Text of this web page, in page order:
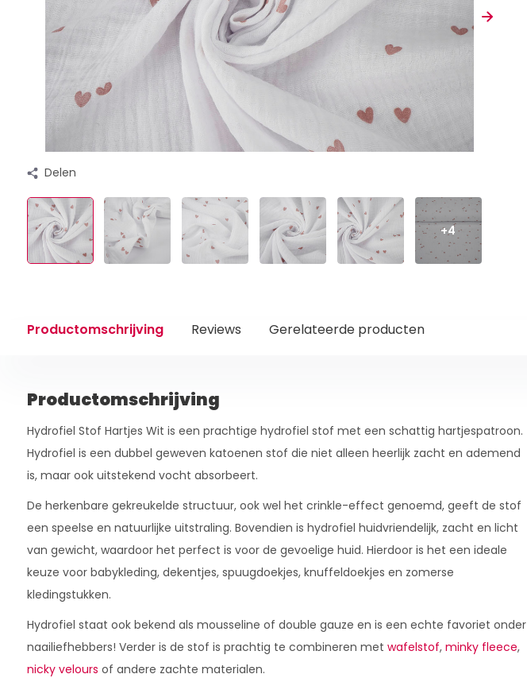
Delen
+4
Productomschrijving Reviews Gerelateerde producten
Productomschrijving
Hydrofiel Stof Hartjes Wit is een prachtige hydrofiel stof met een schattig hartjespatroon.
Hydrofiel is een dubbel geweven katoenen stof die niet alleen heerlijk zacht en ademend
is, maar ook uitstekend vocht absorbeert.
De herkenbare gekreukelde structuur, ook wel het crinkle-effect genoemd, geeft de stof
een speelse en natuurlijke uitstraling. Bovendien is hydrofiel huidvriendelijk, zacht en licht
van gewicht, waardoor het perfect is voor de gevoelige huid. Hierdoor is het een ideale
keuze voor babykleding, dekentjes, spuugdoekjes, knuffeldoekjes en zomerse
kledingstukken.
Hydrofiel staat ook bekend als mousseline of double gauze en is een echte favoriet onder
naailiefhebbers! Verder is de stof is prachtig te combineren met wafelstof, minky fleece,
nicky velours of andere zachte materialen.